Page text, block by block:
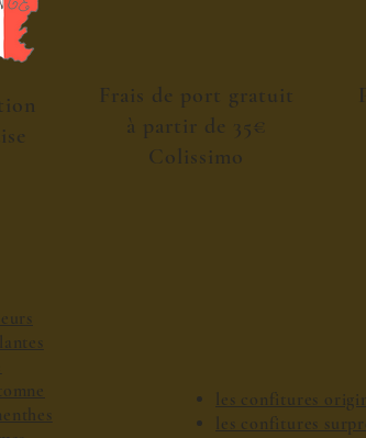
Frais de port gratuit
à partir de 35€
Colissimo
les confitures
les confitures